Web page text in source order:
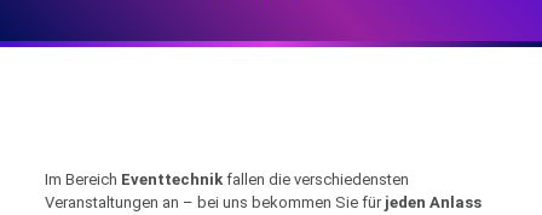
Im Bereich Eventtechnikfallen die verschiedensten
Veranstaltungen an – bei uns bekommen Sie für jeden Anlass